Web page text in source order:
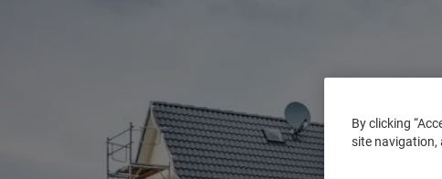
By clicking
site navigation,